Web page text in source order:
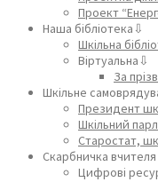
Проект
Наша бібліотека⇩
Шкільна
Віртуальна⇩
За
Шкільне
Президент
Шкільний
Старостат,
Скарбничка
Цифрові